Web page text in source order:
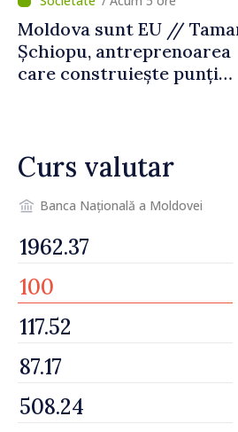
Moldova sunt EU //
Șchiopu, antreprenoarea
care construiește punți
Curs valutar
Banca Națională a Moldovei